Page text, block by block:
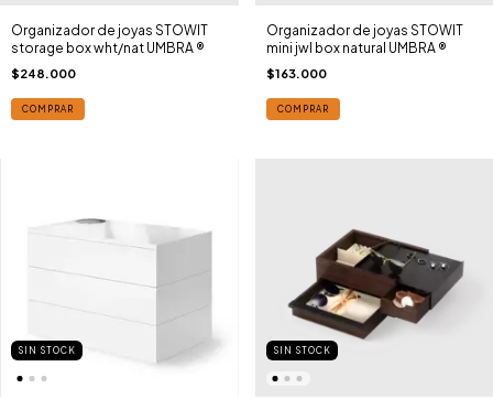
Organizador de joyas STOWIT
storage box wht/nat UMBRA ®
$248.000
COMPRAR
Organizador de joyas STOWIT
mini jwl box natural UMBRA ®
$163.000
COMPRAR
SIN STOCK SIN STOCK